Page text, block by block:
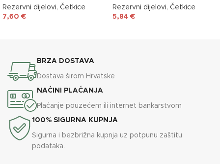
Rezervni dijelovi, Četkice
7,60 €
Rezervni dijelovi, Četkice
5,84 €
BRZA DOSTAVA
Dostava širom Hrvatske
NAĆINI PLAĆANJA
Plaćanje pouzećem ili internet bankarstvom
100% SIGURNA KUPNJA
Sigurna i bezbrižna kupnja uz potpunu zaštitu
podataka.